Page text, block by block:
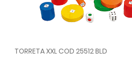
TORRETA XXL COD 25512 BLD